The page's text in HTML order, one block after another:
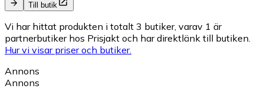
Till butik
Vi har hittat produkten i totalt 3 butiker, varav 1 är
partnerbutiker hos Prisjakt och har direktlänk till butiken.
Hur vi visar priser och butiker.
Annons
Annons